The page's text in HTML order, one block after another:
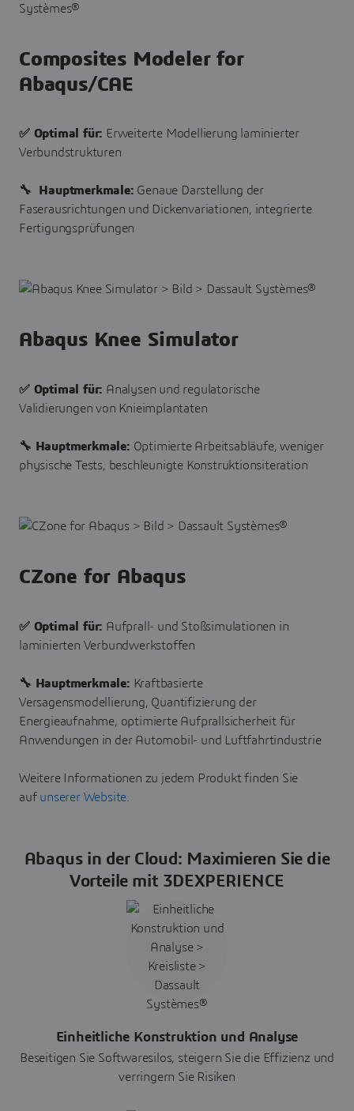
Composites Modeler for
Abaqus/CAE
✅ Optimal für: Erweiterte Modellierung laminierter
Verbundstrukturen
🔧 Hauptmerkmale: Genaue Darstellung der
Faserausrichtungen und Dickenvariationen, integrierte
Fertigungsprüfungen
Abaqus Knee Simulator
✅ Optimal für: Analysen und regulatorische
Validierungen von Knieimplantaten
🔧 Hauptmerkmale: Optimierte Arbeitsabläufe, weniger
physische Tests, beschleunigte Konstruktionsiteration
CZone for Abaqus
✅ Optimal für: Aufprall- und Stoßsimulationen in
laminierten Verbundwerkstoffen
🔧 Hauptmerkmale: Kraftbasierte
Versagensmodellierung, Quantifizierung der
Energieaufnahme, optimierte Aufprallsicherheit für
Anwendungen in der Automobil- und Luftfahrtindustrie
Weitere Informationen zu jedem Produkt finden Sie
auf unserer Website
Abaqus in der Cloud: Maximieren Sie die
Vorteile mit 3DEXPERIENCE
Einheitliche Konstruktion und Analyse
Beseitigen Sie Softwaresilos, steigern Sie die Effizienz und
verringern Sie Risiken